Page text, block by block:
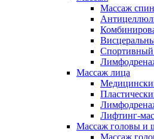
Массаж
Спортивный
Массаж лица
Лифтинг-
Массаж головы и
Массаж